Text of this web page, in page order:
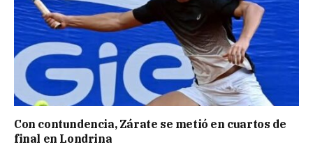
Con contundencia, Zárate se metió en cuartos de
final en Londrina